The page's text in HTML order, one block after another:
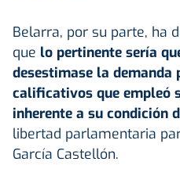
Belarra, por su parte, ha
que lo pertinente sería
desestimase la demanda
calificativos que empleó
inherente a su condición
libertad parlamentaria
García Castellón.